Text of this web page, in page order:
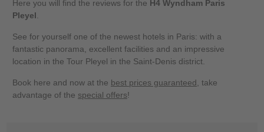
Here you will find the reviews for the H4 Wyndham Paris
Pleyel
See for yourself one of the newest hotels in Paris: with a
fantastic panorama, excellent facilities and an impressive
location in the Tour Pleyel in the Saint-Denis district.
Book here and now at the best prices guaranteed , take
advantage of the special offers!